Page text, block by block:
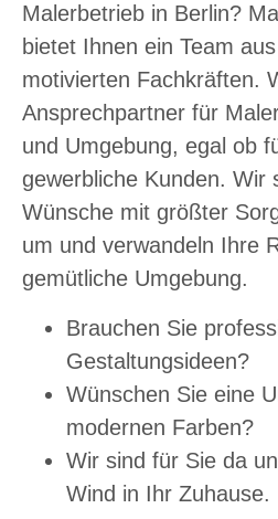
Malerbetrieb in Berlin?
bietet Ihnen ein Team
motivierten Fachkräften.
Ansprechpartner für
und Umgebung, egal ob
gewerbliche Kunden. Wir
Wünsche mit größter
um und verwandeln Ihre
gemütliche Umgebung.
Brauchen Sie
Gestaltungsideen?
Wünschen Sie eine
modernen Farben?
Wir sind für Sie da
Wind in Ihr Zuhause.